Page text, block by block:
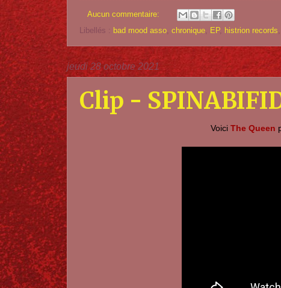
Aucun commentaire:
Libellés : bad mood asso, chronique, EP, histrion records,
jeudi 28 octobre 2021
Clip -
Voici The Queen